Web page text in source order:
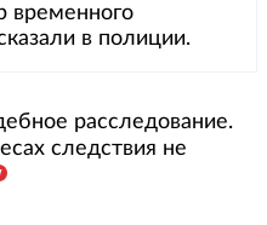
временного
в полиции.
расследование.
следствия не